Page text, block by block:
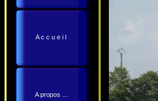
A c c u e i l
A propos ...